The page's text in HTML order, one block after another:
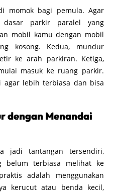
momok bagi pemula. Agar
parkir paralel yang
mobil kamu dengan mobil
kosong. Kedua, mundur
ke arah parkiran. Ketiga,
masuk ke ruang parkir.
agar lebih terbiasa dan bisa
dengan Menandai
jadi tantangan tersendiri,
belum terbiasa melihat ke
adalah menggunakan
kerucut atau benda kecil,